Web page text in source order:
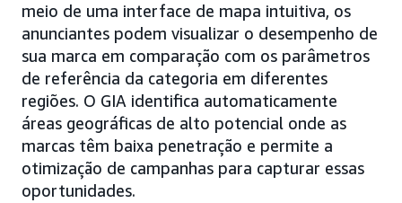
meio de uma interface de mapa intuitiva, os
anunciantes podem visualizar o desempenho de
sua marca em comparação com os parâmetros
de referência da categoria em diferentes
regiões. O GIA identifica automaticamente
áreas geográficas de alto potencial onde as
marcas têm baixa penetração e permite a
otimização de campanhas para capturar essas
oportunidades.